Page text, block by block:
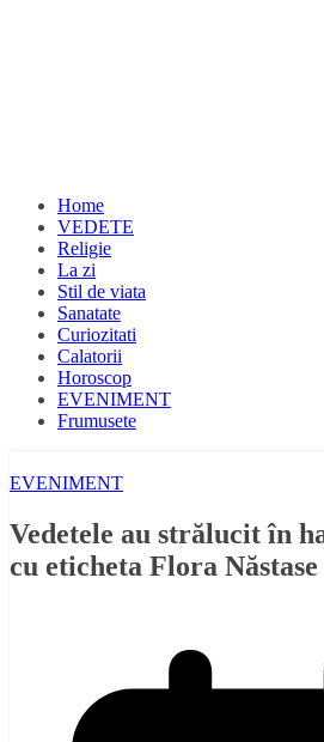
Home
VEDETE
Religie
La zi
Stil de viata
Sanatate
Curiozitati
Calatorii
Horoscop
EVENIMENT
Frumusete
EVENIMENT
Vedetele au strălucit în
cu eticheta Flora Năstase